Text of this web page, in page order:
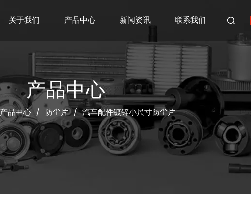
关于我们 产品中心 新闻资讯 联系我们
产品中心
产品中心 / 防尘片/汽车配件镀锌小尺寸防尘片